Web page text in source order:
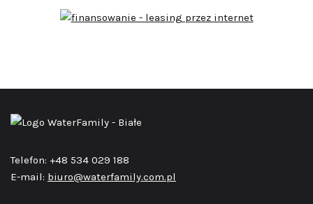
Telefon: +48 534 029 188
E-mail: biuro@waterfamily.com.pl